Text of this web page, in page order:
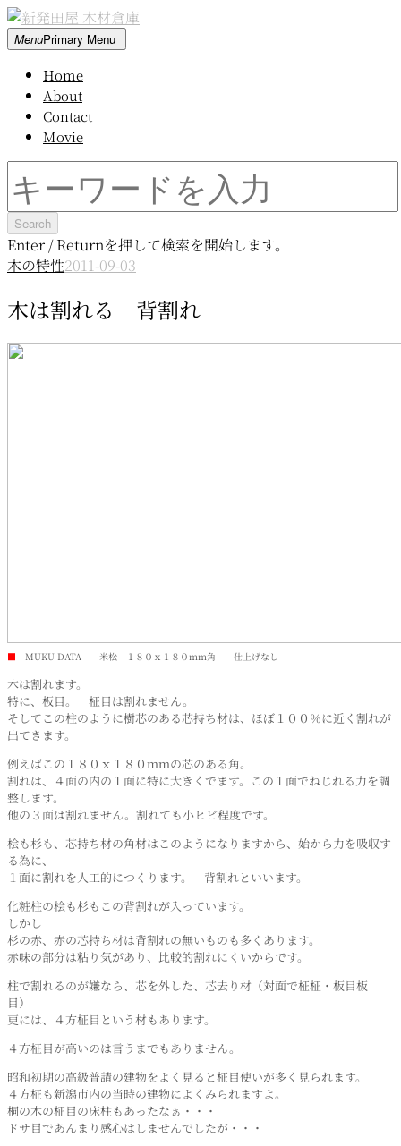
Skip
to
新
倉
庫
MenuPrimary Menu
Home
About
Contact
Movie
for:
Enter / Returnを押して検索を開始します。
木の特性2011-09-03
木は割れる 背割れ
■ MUKU-DATA 米松 １８０ｘ１８０ｍｍ角 仕上げなし
木は割れます。
特に、板目。 柾目は割れません。
そしてこの柱のように樹芯のある芯持ち材は、ほぼ１００％に近く割れが
出てきます。
例えばこの１８０ｘ１８０ｍｍの芯のある角。
割れは、４面の内の１面に特に大きくでます。この１面でねじれる力を調
整します。
他の３面は割れません。割れても小ヒビ程度です。
桧も杉も、芯持ち材の角材はこのようになりますから、始から力を吸収す
る為に、
１面に割れを人工的につくります。 背割れといいます。
化粧柱の桧も杉もこの背割れが入っています。
しかし
杉の赤、赤の芯持ち材は背割れの無いものも多くあります。
赤味の部分は粘り気があり、比較的割れにくいからです。
柱で割れるのが嫌なら、芯を外した、芯去り材（対面で柾柾・板目板
目）
更には、４方柾目という材もあります。
４方柾目が高いのは言うまでもありません。
昭和初期の高級普請の建物をよく見ると柾目使いが多く見られます。
４方柾も新潟市内の当時の建物によくみられますよ。
桐の木の柾目の床柱もあったなぁ・・・
ドサ目であんまり感心はしませんでしたが・・・